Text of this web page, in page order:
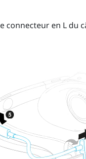
connecteur en L du